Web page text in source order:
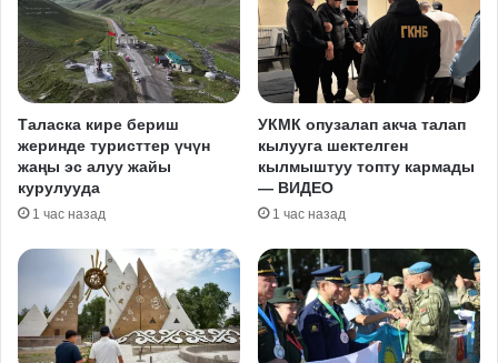
Таласка кире бериш
жеринде туристтер үчүн
жаңы эс алуу жайы
курулууда
1 час назад
УКМК опузалап акча талап
кылууга шектелген
кылмыштуу топту кармады
— ВИДЕО
1 час назад